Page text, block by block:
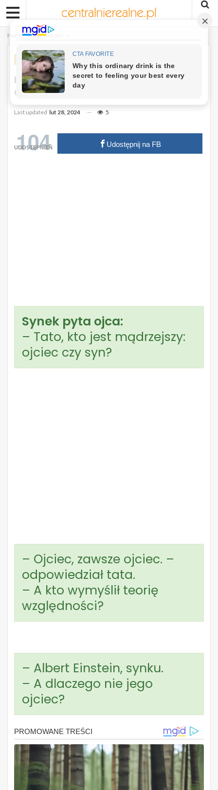
Home Na wesoło
NA WESOŁO
Kawał: Kto Jest Mądrzejszy… Ojciec
Czy Syn.
Last updated lut 28, 2024 5
104
UDOSTĘPNIEŃ Udostępnij na FB
Synek pyta ojca:
– Tato, kto jest mądrzejszy:
ojciec czy syn?
– Ojciec, zawsze ojciec. –
odpowiedział tata.
– A kto wymyślił teorię
względności?
– Albert Einstein, synku.
– A dlaczego nie jego
ojciec?